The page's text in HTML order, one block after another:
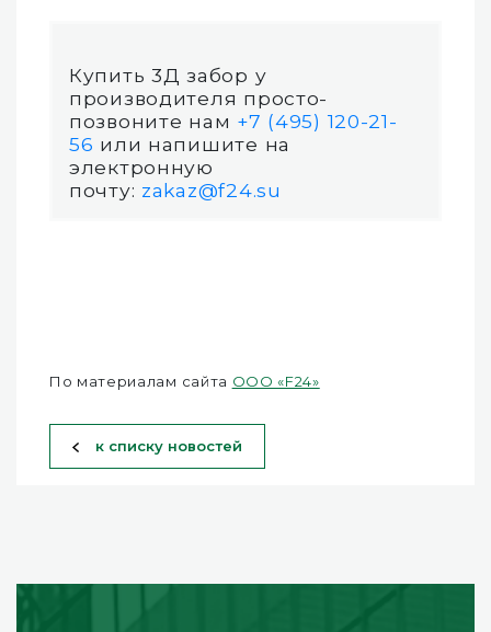
Купить 3Д забор у
производителя просто-
позвоните нам +7 (495) 120-21-
56 или напишите на
электронную
почту: zakaz@f24.su
По материалам сайта ООО «F24»
к списку новостей